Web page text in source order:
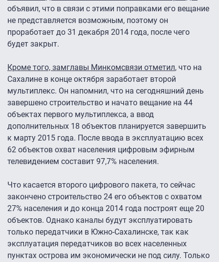
объявил, что в связи с этими поправками его вещание
не представляется возможным, поэтому он
проработает до 31 декабря 2014 года, после чего
будет закрыт.
Кроме того, замглавы Минкомсвязи отметил, что на
Сахалине в конце октября заработает второй
мультиплекс. Он напомнил, что на сегодняшний день
завершено строительство и начато вещание на 44
объектах первого мультиплекса, а ввод
дополнительных 18 объектов планируется завершить
к марту 2015 года. После ввода в эксплуатацию всех
62 объектов охват населения цифровым эфирным
телевидением составит 97,7% населения.
Что касается второго цифрового пакета, то сейчас
закончено строительство 24 его объектов с охватом
27% населения и до конца 2014 года построят еще 20
объектов. Однако каналы будут эксплуатировать
только передатчики в Южно-Сахалинске, так как
эксплуатация передатчиков во всех населенных
пунктах острова им экономически не под силу. Только